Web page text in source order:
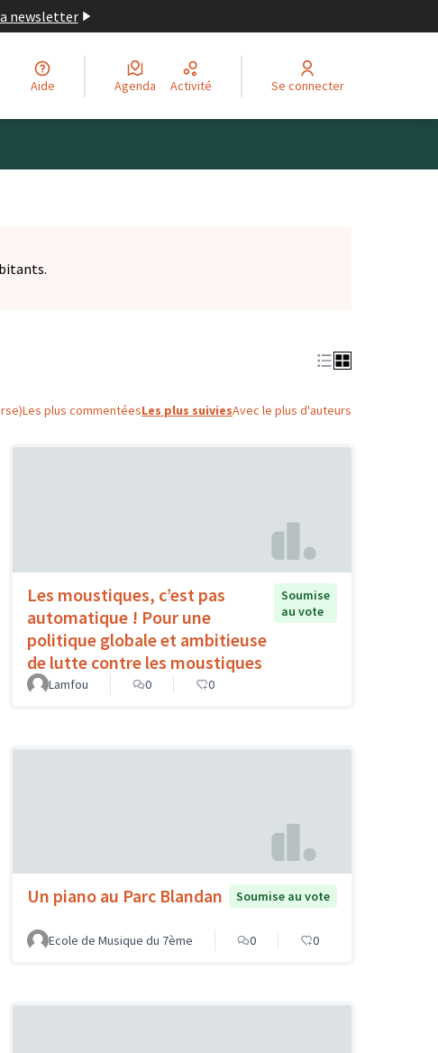
newsletter
Aide Agenda Activité Se connecter
Les plus commentéesLes plus suiviesAvec le plus d'auteurs
Les moustiques, c’est pas
automatique ! Pour une
politique globale et ambitieuse
de lutte contre les moustiques
Soumise
au vote
Lamfou 0 0
Un piano au Parc Blandan Soumise au vote
Ecole de Musique du 7ème 0 0